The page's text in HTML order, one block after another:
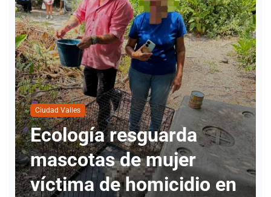
Ciudad Valles
Nueva directora del
INMUVI da inicio a
labores con atención a
ciudadanos y revisión de